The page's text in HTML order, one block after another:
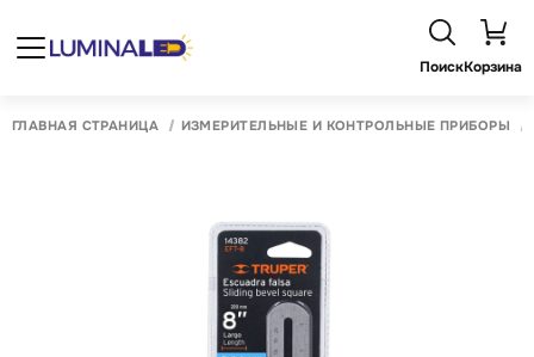
ПоискКорзина
ГЛАВНАЯ СТРАНИЦА ИЗМЕРИТЕЛЬНЫЕ И КОНТРОЛЬНЫЕ ПРИБОРЫ